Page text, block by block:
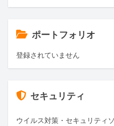
ポートフォリオ
登録されていません
セキュリティ
ウイルス対策・セキュリティ